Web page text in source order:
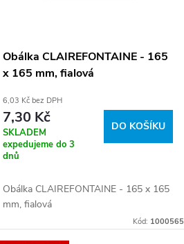
Obálka CLAIREFONTAINE - 165
x 165 mm, fialová
6,03 Kč bez DPH
7,30 Kč
SKLADEM
expedujeme do 3
dnů
DO KOŠÍKU
Obálka CLAIREFONTAINE - 165 x 165
mm, fialová
Kód: 1000565